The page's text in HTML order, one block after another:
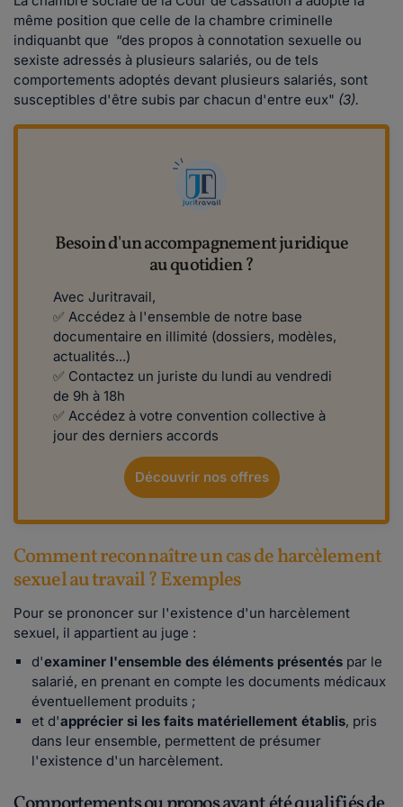
même position que celle de la chambre criminelle
indiquanbt que “des propos à connotation sexuelle ou
sexiste adressés à plusieurs salariés, ou de tels
comportements adoptés devant plusieurs salariés, sont
susceptibles d'être subis par chacun d'entre eux" (3).
Besoin d'un accompagnement juridique
au quotidien ?
Avec Juritravail,
✅ Accédez à l'ensemble de notre base
documentaire en illimité (dossiers, modèles,
actualités...)
✅ Contactez un juriste du lundi au vendredi
de 9h à 18h
✅ Accédez à votre convention collective à
jour des derniers accords
Découvrir nos offres
Comment reconnaître un cas de harcèlement
sexuel au travail ? Exemples
Pour se prononcer sur l'existence d'un harcèlement
sexuel, il appartient au juge :
d'examiner l'ensemble des éléments présentés par le
salarié, en prenant en compte les documents médicaux
éventuellement produits ;
et d'apprécier si les faits matériellement établis, pris
dans leur ensemble, permettent de présumer
l'existence d'un harcèlement.